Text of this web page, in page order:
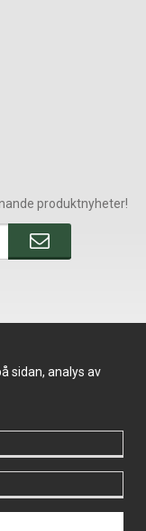
produktnyheter!
sidan, analys av